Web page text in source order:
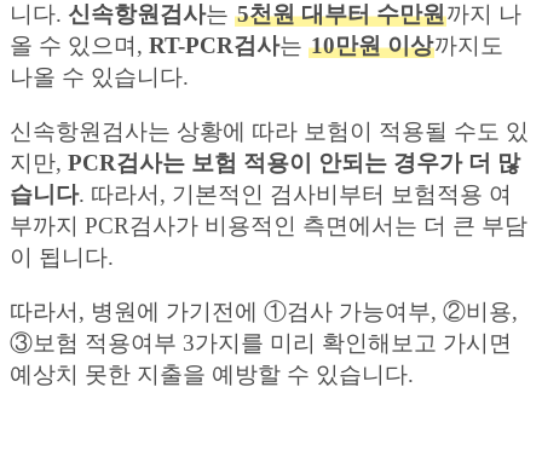
니다. 신속항원검사는 5천원 대부터 수만원까지 나
올 수 있으며, RT-PCR검사는 10만원 이상까지도
나올 수 있습니다.
신속항원검사는 상황에 따라 보험이 적용될 수도 있
지만, PCR검사는 보험 적용이 안되는 경우가 더 많
습니다. 따라서, 기본적인 검사비부터 보험적용 여
부까지 PCR검사가 비용적인 측면에서는 더 큰 부담
이 됩니다.
따라서, 병원에 가기전에 ①검사 가능여부, ②비용,
③보험 적용여부 3가지를 미리 확인해보고 가시면
예상치 못한 지출을 예방할 수 있습니다.